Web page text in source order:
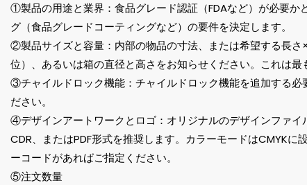
①製品の用途と業界：食品グレード認証（FDAなど）が必要か
グ（食品グレードコーティングなど）の要件を決定します。
②製品サイズと容量：内部の物品の寸法、または希望する長
位）、あるいは箱の直径と高さをお知らせください。これは最
③チャイルドロック機能：チャイルドロック機能を追加する必
ださい。
④デザインアートワークとロゴ：オリジナルのデザインファイ
CDR、またはPDF形式を推奨します。カラーモードはCMYKに
ーコードがあればご指定ください。
⑤注文数量